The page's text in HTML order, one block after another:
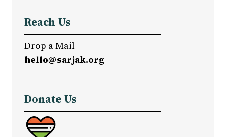
Reach Us
Drop a Mail
hello@sarjak.org
Donate Us